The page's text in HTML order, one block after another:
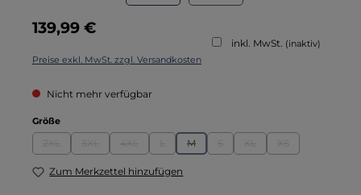
Regulärer Preis:
139,99 €
inkl. MwSt. (inaktiv)
Preise exkl. MwSt. zzgl. Versandkosten
Nicht mehr verfügbar
Größeauswählen
(Diese Option ist zurzeit nicht verfügbar.)
(Diese Option ist zurzeit nicht verfügbar.)
(Diese Option ist zurzeit nicht verfügbar.)
(Diese Option ist zurzeit nicht verfügbar.)
M
(Diese Option ist zurzeit nicht
Zum Merkzettel hinzufügen